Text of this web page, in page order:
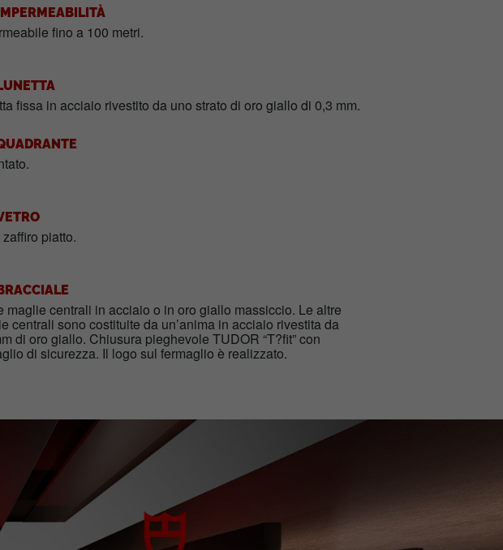
fino a 100 metri.
fissa in acciaio rivestito da uno strato di oro giallo di 0,3 mm.
piatto.
maglie centrali in acciaio o in oro giallo massiccio. Le altre
centrali sono costituite da un’anima in acciaio rivestita da
di oro giallo. Chiusura pieghevole TUDOR “T?fit” con
di sicurezza. Il logo sul fermaglio è realizzato.